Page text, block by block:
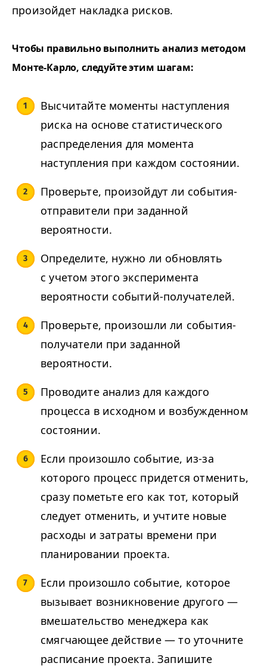
произойдет накладка рисков.
Чтобы правильно выполнить анализ методом
Монте-Карло, следуйте этим шагам:
Высчитайте моменты наступления
риска на основе статистического
распределения для момента
наступления при каждом состоянии.
Проверьте, произойдут ли события-
отправители при заданной
вероятности.
Определите, нужно ли обновлять
с учетом этого эксперимента
вероятности событий-получателей.
Проверьте, произошли ли события-
получатели при заданной
вероятности.
Проводите анализ для каждого
процесса в исходном и возбужденном
состоянии.
Если произошло событие, из-за
которого процесс придется отменить,
сразу пометьте его как тот, который
следует отменить, и учтите новые
расходы и затраты времени при
планировании проекта.
Если произошло событие, которое
вызывает возникновение другого —
вмешательство менеджера как
смягчающее действие — то уточните
расписание проекта. Запишите